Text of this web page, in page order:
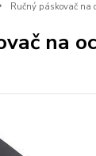
Ručný páskovač na
na